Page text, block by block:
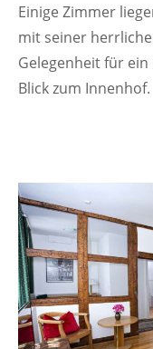
Einige Zimmer
mit seiner
Gelegenheit für
Blick zum Innenhof.